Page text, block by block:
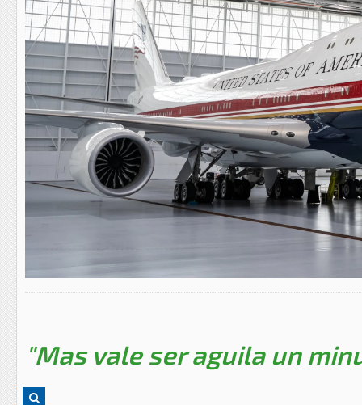
"Mas vale ser aguila un